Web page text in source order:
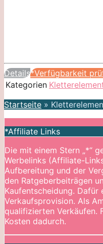
Details*Verfügbarkeit
Kategorien
Startseite »
*Affiliate Links
Die mit einem Stern „*“
Werbelinks (Affiliate-
Aufbereitung und der
den Ratgeberbeiträgen
Kaufentscheidung.
Verkaufsprovision. Als
qualifizierten Verkäufen.
Kosten dadurch.